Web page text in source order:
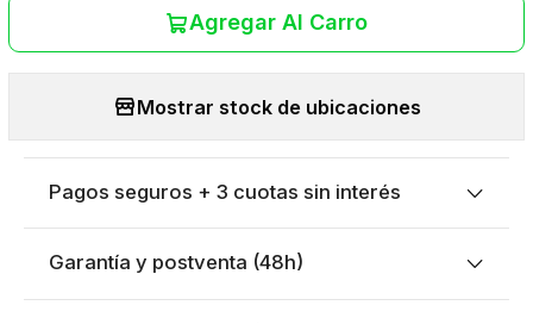
Agregar Al Carro
Mostrar stock de ubicaciones
Pagos seguros + 3 cuotas sin interés
Garantía y postventa (48h)